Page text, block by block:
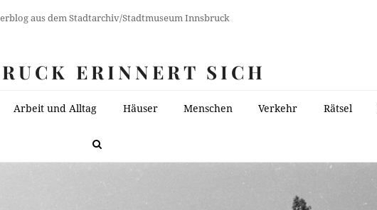
aus dem Stadtarchiv/Stadtmuseum Innsbruck
ERINNERT SICH
Arbeit und Alltag Häuser Menschen Verkehr Rätsel